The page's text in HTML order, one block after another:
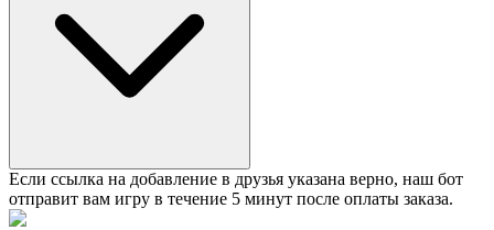
Если ссылка на добавление в друзья указана верно, наш бот
отправит вам игру в течение 5 минут после оплаты заказа.